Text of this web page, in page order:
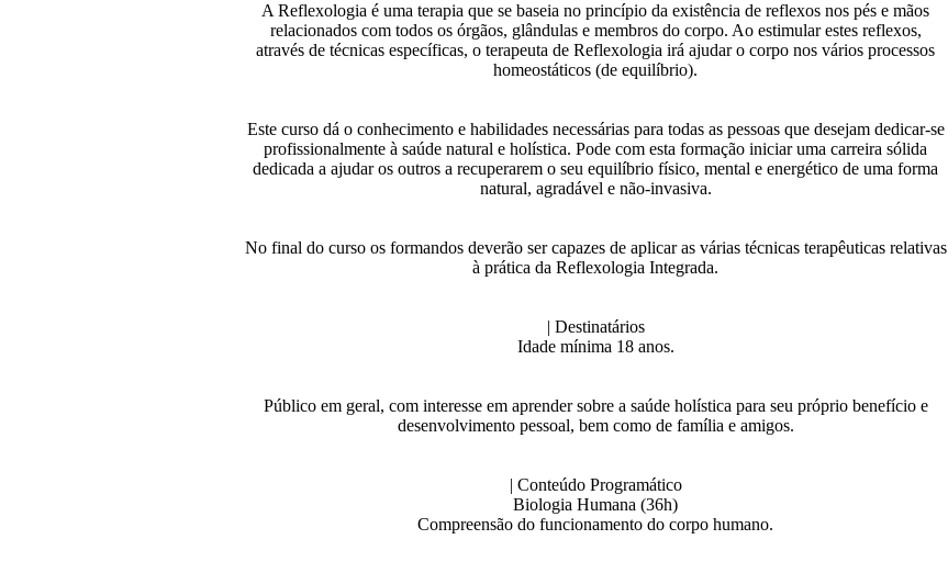
A Reflexologia é uma terapia que se baseia no princípio da existência de reflexos nos pés e mãos
relacionados com todos os órgãos, glândulas e membros do corpo. Ao estimular estes reflexos,
através de técnicas específicas, o terapeuta de Reflexologia irá ajudar o corpo nos vários processos
homeostáticos (de equilíbrio).
Este curso dá o conhecimento e habilidades necessárias para todas as pessoas que desejam dedicar-se
profissionalmente à saúde natural e holística. Pode com esta formação iniciar uma carreira sólida
dedicada a ajudar os outros a recuperarem o seu equilíbrio físico, mental e energético de uma forma
natural, agradável e não-invasiva.
No final do curso os formandos deverão ser capazes de aplicar as várias técnicas terapêuticas relativas
à prática da Reflexologia Integrada.
| Destinatários
Idade mínima 18 anos.
Público em geral, com interesse em aprender sobre a saúde holística para seu próprio benefício e
desenvolvimento pessoal, bem como de família e amigos.
| Conteúdo Programático
Biologia Humana (36h)
Compreensão do funcionamento do corpo humano.